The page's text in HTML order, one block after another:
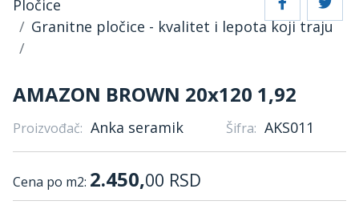
Pločice
Granitne pločice - kvalitet i lepota koji traju
AMAZON BROWN 20x120 1,92
Proizvođač: Anka seramik Šifra: AKS011
Cena po m2: 2.450,00 RSD